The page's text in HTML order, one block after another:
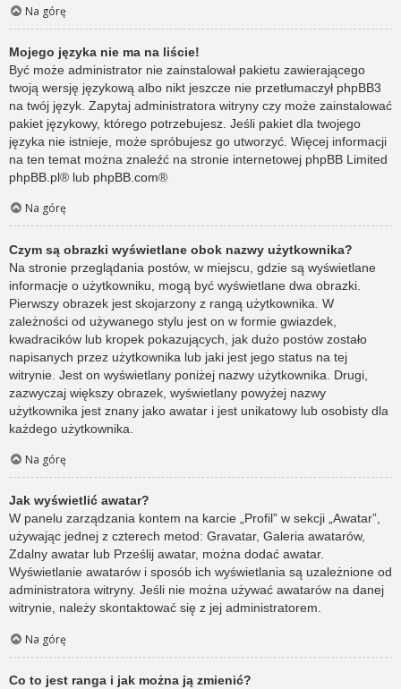
Na górę
Mojego języka nie ma na liście!
Być może administrator nie zainstalował pakietu zawierającego
twoją wersję językową albo nikt jeszcze nie przetłumaczył phpBB3
na twój język. Zapytaj administratora witryny czy może zainstalować
pakiet językowy, którego potrzebujesz. Jeśli pakiet dla twojego
języka nie istnieje, może spróbujesz go utworzyć. Więcej informacji
na ten temat można znaleźć na stronie internetowej phpBB Limited
phpBB.pl® lub phpBB.com®
Na górę
Czym są obrazki wyświetlane obok nazwy użytkownika?
Na stronie przeglądania postów, w miejscu, gdzie są wyświetlane
informacje o użytkowniku, mogą być wyświetlane dwa obrazki.
Pierwszy obrazek jest skojarzony z rangą użytkownika. W
zależności od używanego stylu jest on w formie gwiazdek,
kwadracików lub kropek pokazujących, jak dużo postów zostało
napisanych przez użytkownika lub jaki jest jego status na tej
witrynie. Jest on wyświetlany poniżej nazwy użytkownika. Drugi,
zazwyczaj większy obrazek, wyświetlany powyżej nazwy
użytkownika jest znany jako awatar i jest unikatowy lub osobisty dla
każdego użytkownika.
Na górę
Jak wyświetlić awatar?
W panelu zarządzania kontem na karcie „Profil” w sekcji „Awatar”,
używając jednej z czterech metod: Gravatar, Galeria awatarów,
Zdalny awatar lub Prześlij awatar, można dodać awatar.
Wyświetlanie awatarów i sposób ich wyświetlania są uzależnione od
administratora witryny. Jeśli nie można używać awatarów na danej
witrynie, należy skontaktować się z jej administratorem.
Na górę
Co to jest ranga i jak można ją zmienić?